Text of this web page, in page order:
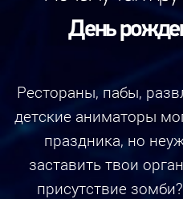
День
Рестораны, пабы,
детские аниматоры
праздника, но
заставить твои
присутствие